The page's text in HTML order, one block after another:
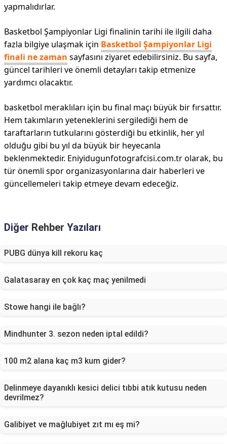
yapmalıdırlar.
Basketbol Şampiyonlar Ligi finalinin tarihi ile ilgili daha
fazla bilgiye ulaşmak için Basketbol Şampiyonlar Ligi
finali ne zaman sayfasını ziyaret edebilirsiniz. Bu sayfa,
güncel tarihleri ve önemli detayları takip etmenize
yardımcı olacaktır.
basketbol meraklıları için bu final maçı büyük bir fırsattır.
Hem takımların yeteneklerini sergilediği hem de
taraftarların tutkularını gösterdiği bu etkinlik, her yıl
olduğu gibi bu yıl da büyük bir heyecanla
beklenmektedir. Eniyidugunfotografcisi.com.tr olarak, bu
tür önemli spor organizasyonlarına dair haberleri ve
güncellemeleri takip etmeye devam edeceğiz.
Diğer Rehber Yazıları
PUBG dünya kill rekoru kaç
Galatasaray en çok kaç maç yenilmedi
Stowe hangi ile bağlı?
Mindhunter 3. sezon neden iptal edildi?
100 m2 alana kaç m3 kum gider?
Delinmeye dayanıklı kesici delici tıbbi atık kutusu neden
devrilmez?
Galibiyet ve mağlubiyet zıt mı eş mi?